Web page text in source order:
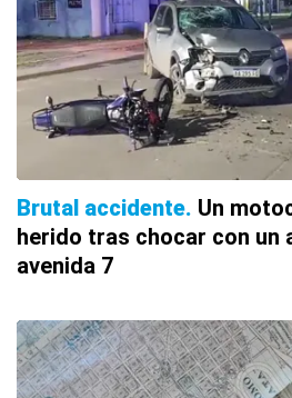
Brutal accidente Un
herido tras chocar con un
avenida 7